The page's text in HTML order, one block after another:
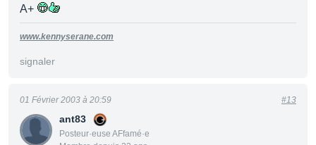
A+
www.kennyserane.com
signaler
ant83
Posteur·euse AFfamé·e
01 Février 2003 à 20:59 #13